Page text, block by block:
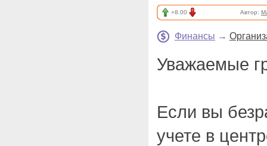
+8.00 Автор:
Финансы →
Уважаемые
Если вы
учете в